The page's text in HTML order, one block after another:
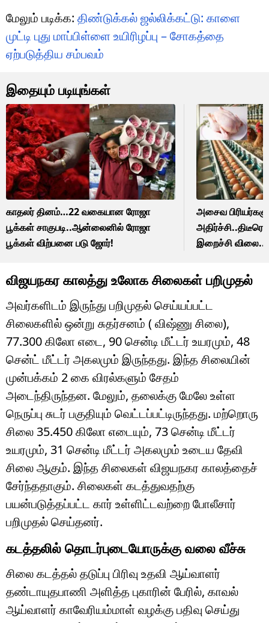
மேலும் படிக்க: திண்டுக்கல் ஜல்லிக்கட்டு: காளை
முட்டி புது மாப்பிள்ளை உயிரிழப்பு – சோகத்தை
ஏற்படுத்திய சம்பவம்
இதையும் படியுங்கள்
காதலர் தினம்…22 வகையான ரோஜா
பூக்கள் சாகுபடி..ஆன்லைனில் ரோஜா
பூக்கள் விற்பனை படு ஜோர்!
அசைவ
இறைச்சி
விஜயநகர காலத்து உலோக சிலைகள் பறிமுதல்
அவர்களிடம் இருந்து பறிமுதல் செய்யப்பட்ட
சிலைகளில் ஒன்று சுதர்சனம் ( விஷ்ணு சிலை),
77.300 கிலோ எடை, 90 சென்டி மீட்டர் உயரமும், 48
சென்ட் மீட்டர் அகலமும் இருந்தது. இந்த சிலையின்
முன்பக்கம் 2 கை விரல்களும் சேதம்
அடைந்திருந்தன. மேலும், தலைக்கு மேலே உள்ள
நெருப்பு சுடர் பகுதியும் வெட்டப்பட்டிருந்தது. மற்றொரு
சிலை 35.450 கிலோ எடையும், 73 சென்டி மீட்டர்
உயரமும், 31 சென்டி மீட்டர் அகலமும் உடைய தேவி
சிலை ஆகும். இந்த சிலைகள் விஜயநகர காலத்தைச்
சேர்ந்ததாகும். சிலைகள் கடத்துவதற்கு
பயன்படுத்தப்பட்ட கார் உள்ளிட்டவற்றை போலீசார்
பறிமுதல் செய்தனர்.
கடத்தலில் தொடர்புடையோருக்கு வலை வீச்சு
சிலை கடத்தல் தடுப்பு பிரிவு உதவி ஆய்வாளர்
தண்டாயுதபாணி அளித்த புகாரின் பேரில், காவல்
ஆய்வாளர் காவேரியம்மாள் வழக்கு பதிவு செய்து